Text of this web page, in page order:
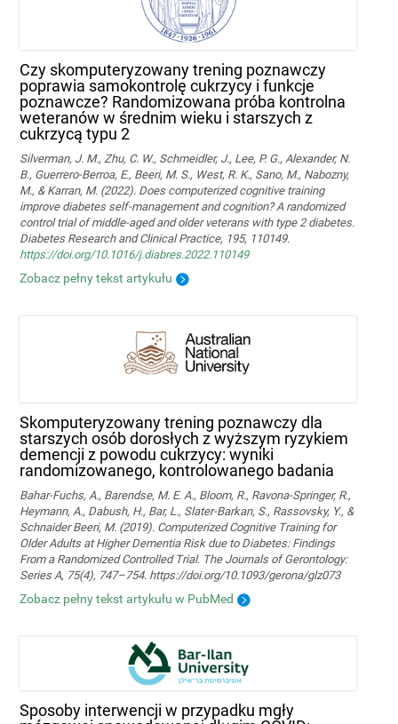
Czy skomputeryzowany trening poznawczy
poprawia samokontrolę cukrzycy i funkcje
poznawcze? Randomizowana próba kontrolna
weteranów w średnim wieku i starszych z
cukrzycą typu 2
Silverman, J. M., Zhu, C. W., Schmeidler, J., Lee, P. G., Alexander, N.
B., Guerrero-Berroa, E., Beeri, M. S., West, R. K., Sano, M., Nabozny,
M., & Karran, M. (2022). Does computerized cognitive training
improve diabetes self-management and cognition? A randomized
control trial of middle-aged and older veterans with type 2 diabetes.
Diabetes Research and Clinical Practice, 195, 110149.
https://doi.org/10.1016/j.diabres.2022.110149
Zobacz pełny tekst artykułu
Skomputeryzowany trening poznawczy dla
starszych osób dorosłych z wyższym ryzykiem
demencji z powodu cukrzycy: wyniki
randomizowanego, kontrolowanego badania
Bahar-Fuchs, A., Barendse, M. E. A., Bloom, R., Ravona-Springer, R.,
Heymann, A., Dabush, H., Bar, L., Slater-Barkan, S., Rassovsky, Y., &
Schnaider Beeri, M. (2019). Computerized Cognitive Training for
Older Adults at Higher Dementia Risk due to Diabetes: Findings
From a Randomized Controlled Trial. The Journals of Gerontology:
Series A, 75(4), 747–754. https://doi.org/10.1093/gerona/glz073
Zobacz pełny tekst artykułu w PubMed
Sposoby interwencji w przypadku mgły